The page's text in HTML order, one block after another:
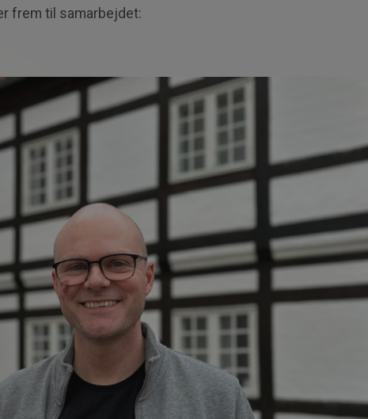
frem til samarbejdet: